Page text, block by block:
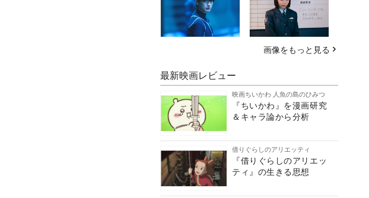
画像をもっと見る
最新映画レビュー
映画ちいかわ 人魚の島のひみつ
『ちいかわ』を漫画研究
＆キャラ論から分析
借りぐらしのアリエッティ
『借りぐらしのアリエッ
ティ』の生きる思想